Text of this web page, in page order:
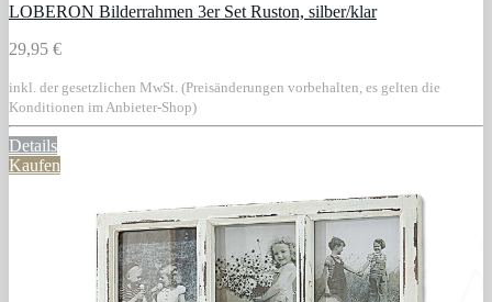
LOBERON Bilderrahmen 3er Set Ruston, silber/klar
29,95 €
inkl. der gesetzlichen MwSt. (Preisänderungen vorbehalten, es gelten die
Konditionen im Anbieter-Shop)
Details
Kaufen